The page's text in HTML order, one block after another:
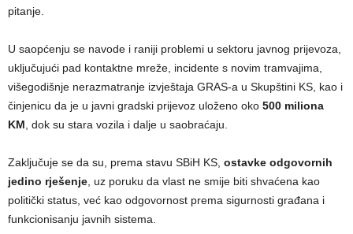
pitanje.
U saopćenju se navode i raniji problemi u sektoru javnog prijevoza,
uključujući pad kontaktne mreže, incidente s novim tramvajima,
višegodišnje nerazmatranje izvještaja GRAS-a u Skupštini KS, kao i
činjenicu da je u javni gradski prijevoz uloženo oko 500 miliona
KM , dok su stara vozila i dalje u saobraćaju.
Zaključuje se da su, prema stavu SBiH KS, ostavke odgovornih
jedino rješenje , uz poruku da vlast ne smije biti shvaćena kao
politički status, već kao odgovornost prema sigurnosti građana i
funkcionisanju javnih sistema.